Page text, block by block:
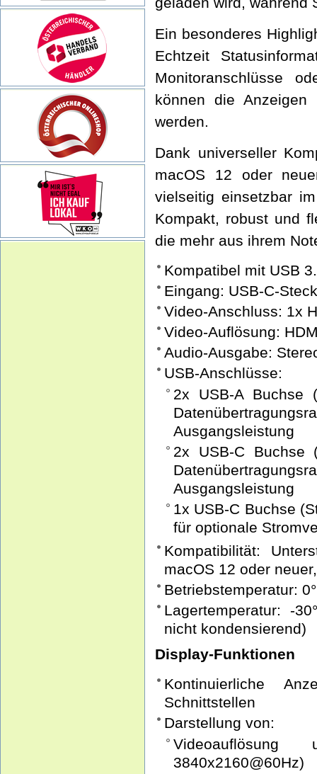
Ein besonderes
Echtzeit
Monitoranschlüsse
können die Anzeigen
werden.
Dank universeller
macOS 12 oder
vielseitig einsetzbar
Kompakt, robust und
die mehr aus ihrem
Kompatibel mit USB
Eingang: USB-C-
Video-Anschluss: 1x
Video-Auflösung:
Audio-Ausgabe:
USB-Anschlüsse:
2x USB-A
Ausgangsleistung
2x USB-C
Ausgangsleistung
1x USB-C Buchse
für optionale
Kompatibilität:
macOS 12 oder
Betriebstemperatur:
Lagertemperatur: -
nicht kondensierend)
Display-Funktionen
Kontinuierliche
Schnittstellen
Darstellung von:
3840x2160@60Hz)